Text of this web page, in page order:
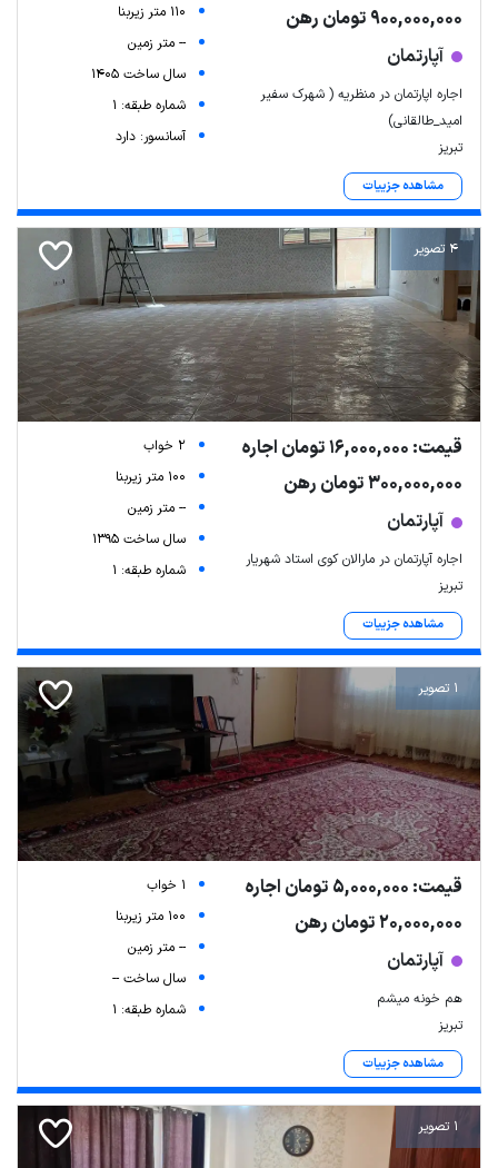
900,000,000 تومان رهن
آپارتمان
اجاره اپارتمان در منظریه ( شهرک سفیر
امید_طالقانی)
تبریز
مشاهده جزییات
110 متر زیربنا
-- متر زمین
سال ساخت 1405
شماره طبقه: 1
آسانسور: دارد
4 تصویر
قیمت: 16,000,000 تومان اجاره
300,000,000 تومان رهن
آپارتمان
اجاره آپارتمان در مارالان کوی استاد شهریار
تبریز
مشاهده جزییات
2 خواب
100 متر زیربنا
-- متر زمین
سال ساخت 1395
شماره طبقه: 1
1 تصویر
قیمت: 5,000,000 تومان اجاره
20,000,000 تومان رهن
آپارتمان
هم خونه میشم
تبریز
مشاهده جزییات
1 خواب
100 متر زیربنا
-- متر زمین
سال ساخت --
شماره طبقه: 1
1 تصویر